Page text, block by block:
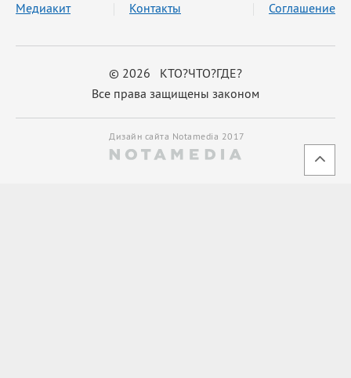
© 2026 КТО?ЧТО?ГДЕ?
Все права защищены законом
Медиакит Контакты Соглашение
Дизайн сайта Notamedia 2017